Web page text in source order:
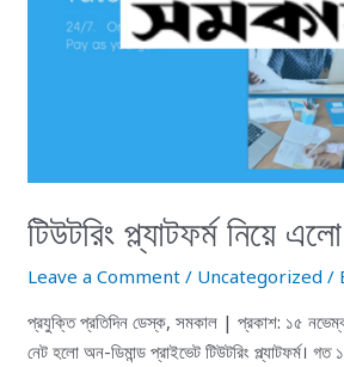
টিউটরিং প্ল্যাটফর্ম নিয়ে
Leave a Comment / Uncategorized /
প্রযুক্তি প্রতিদিন ডেস্ক, সমকাল | প্রকাশ: ১৫
নেট হলো অন-ডিমান্ড প্রাইভেট টিউটরিং প্ল্যাটফর্ম। গত